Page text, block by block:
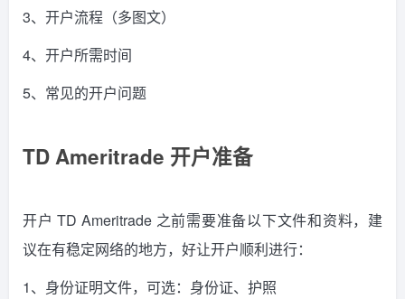
3、开户流程（多图文）
4、开户所需时间
5、常见的开户问题
TD Ameritrade 开户准备
开户 TD Ameritrade 之前需要准备以下文件和资料，建
议在有稳定网络的地方，好让开户顺利进行：
1、身份证明文件，可选：身份证、护照